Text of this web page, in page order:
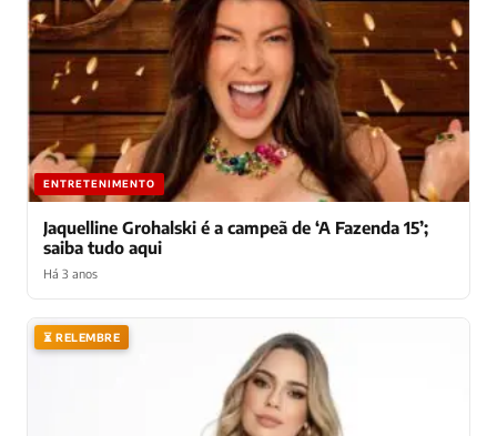
ENTRETENIMENTO
Jaquelline Grohalski é a campeã de ‘A Fazenda 15’;
saiba tudo aqui
Há 3 anos
⏳ RELEMBRE